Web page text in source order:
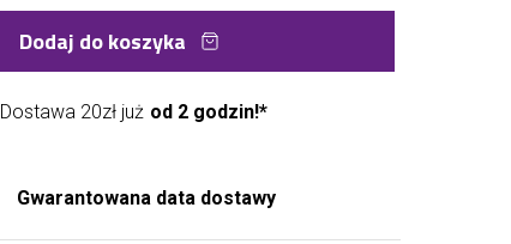
Dodaj do koszyka
Dostawa 20zł już od 2 godzin!*
Gwarantowana data dostawy